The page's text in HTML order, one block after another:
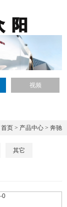
视频
首页 > 产品中心 > 奔驰
其它